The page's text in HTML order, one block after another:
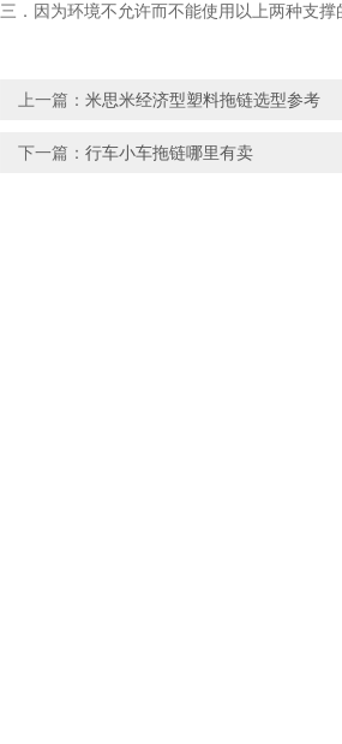
三．因为环境不允许而不能使用以上两种支撑
上一篇： 米思米经济型塑料拖链选型参考
下一篇： 行车小车拖链哪里有卖